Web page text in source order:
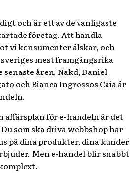
och är ett av de vanligaste
företag. Att handla
vi konsumenter älskar, och
mest framgångsrika
åren. Nakd, Daniel
och Bianca Ingrossos Caia är
affärsplan för e-handeln är det
som ska driva webbshop har
på dina produkter, dina kunder
Men e-handel blir snabbt